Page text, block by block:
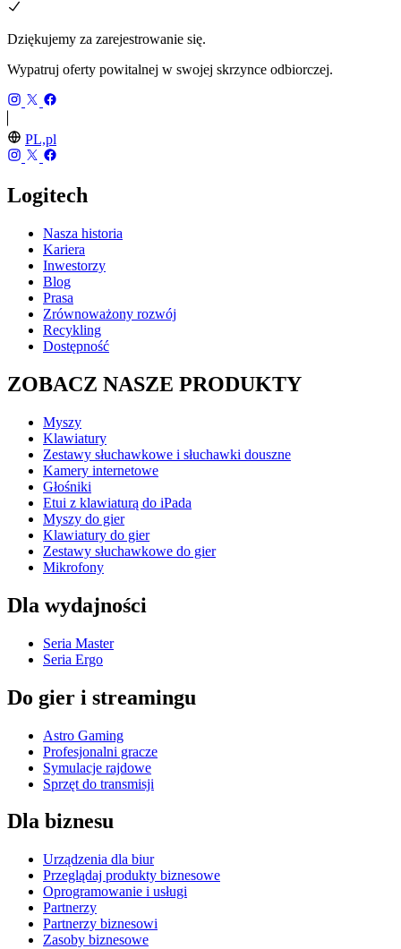
Dziękujemy za zarejestrowanie się.
Wypatruj oferty powitalnej w swojej skrzynce odbiorczej.
PL,pl
Logitech
Nasza historia
Kariera
Inwestorzy
Blog
Prasa
Zrównoważony rozwój
Recykling
Dostępność
ZOBACZ NASZE PRODUKTY
Myszy
Klawiatury
Zestawy słuchawkowe i słuchawki douszne
Kamery internetowe
Głośniki
Etui z klawiaturą do iPada
Myszy do gier
Klawiatury do gier
Zestawy słuchawkowe do gier
Mikrofony
Dla wydajności
Seria Master
Seria Ergo
Do gier i streamingu
Astro Gaming
Profesjonalni gracze
Symulacje rajdowe
Sprzęt do transmisji
Dla biznesu
Urządzenia dla biur
Przeglądaj produkty biznesowe
Oprogramowanie i usługi
Partnerzy
Partnerzy biznesowi
Zasoby biznesowe